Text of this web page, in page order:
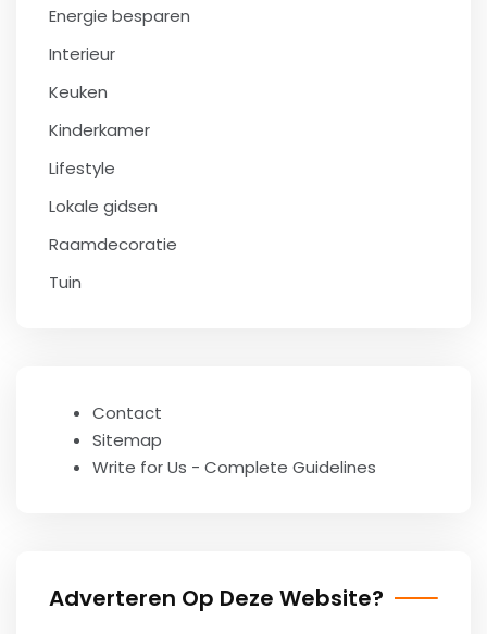
Energie besparen
Interieur
Keuken
Kinderkamer
Lifestyle
Lokale gidsen
Raamdecoratie
Tuin
Contact
Sitemap
Write for Us - Complete Guidelines
Adverteren Op Deze Website?